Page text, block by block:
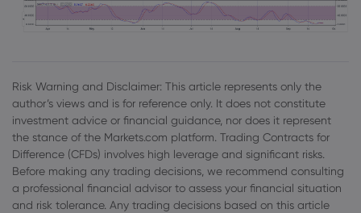
Risk Warning and Disclaimer: This article represents only the
author’s views and is for reference only. It does not constitute
investment advice or financial guidance, nor does it represent
the stance of the Markets.com platform. Trading Contracts for
Difference (CFDs) involves high leverage and significant risks.
Before making any trading decisions, we recommend consulting
a professional financial advisor to assess your financial situation
and risk tolerance. Any trading decisions based on this article